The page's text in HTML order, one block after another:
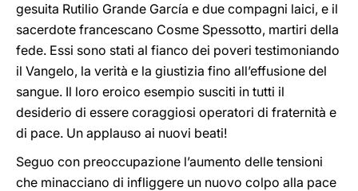
gesuita Rutilio Grande García e due compagni laici, e il
sacerdote francescano Cosme Spessotto, martiri della
fede. Essi sono stati al fianco dei poveri testimoniando
il Vangelo, la verità e la giustizia fino all’effusione del
sangue. Il loro eroico esempio susciti in tutti il
desiderio di essere coraggiosi operatori di fraternità e
di pace. Un applauso ai nuovi beati!
Seguo con preoccupazione l’aumento delle tensioni
che minacciano di infliggere un nuovo colpo alla pace